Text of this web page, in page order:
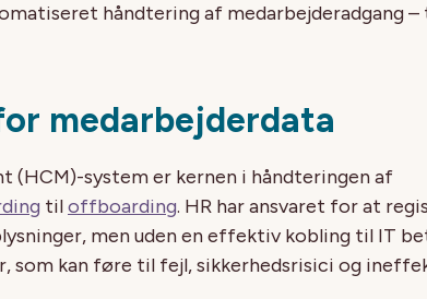
håndtering af medarbejderadgang
medarbejderdata
(HCM)-system er kernen i håndteringen af
tiloffboarding. HR har ansvaret for at
men uden en effektiv kobling til IT
som kan føre til fejl, sikkerhedsrisici og